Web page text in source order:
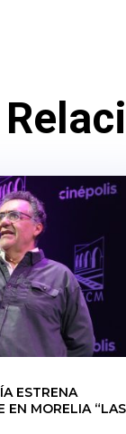
ESTRENA
EN MORELIA “LAS